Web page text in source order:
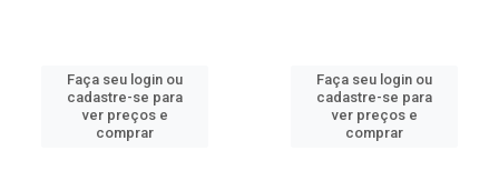
Faça seu login ou
cadastre-se para
ver preços e
comprar
Faça seu login ou
cadastre-se para
ver preços e
comprar